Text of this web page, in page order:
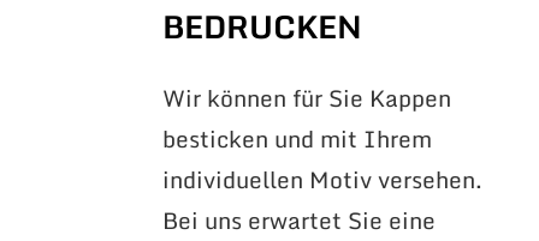
BEDRUCKEN
Wir können für Sie Kappen
besticken und mit Ihrem
individuellen Motiv versehen.
Bei uns erwartet Sie eine